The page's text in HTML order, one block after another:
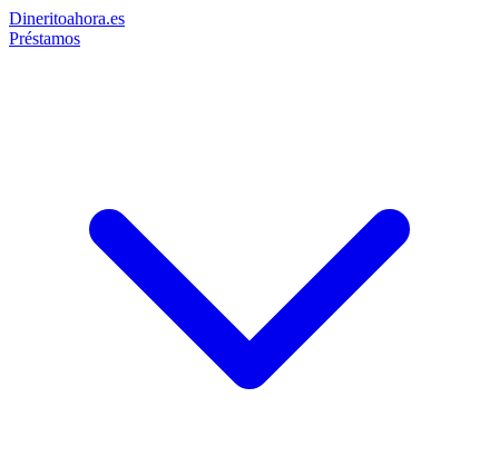
Dineritoahora.es
Préstamos